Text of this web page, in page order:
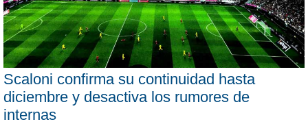
Scaloni confirma su continuidad hasta
diciembre y desactiva los rumores de
internas